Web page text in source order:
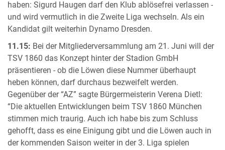
haben: Sigurd Haugen darf den Klub ablösefrei verlassen -
und wird vermutlich in die Zweite Liga wechseln. Als ein
Kandidat gilt weiterhin Dynamo Dresden.
11.15: Bei der Mitgliederversammlung am 21. Juni will der
TSV 1860 das Konzept hinter der Stadion GmbH
präsentieren - ob die Löwen diese Nummer überhaupt
heben können, darf durchaus bezweifelt werden.
Gegenüber der “AZ” sagte Bürgermeisterin Verena Dietl:
“Die aktuellen Entwicklungen beim TSV 1860 München
stimmen mich traurig. Auch ich habe bis zum Schluss
gehofft, dass es eine Einigung gibt und die Löwen auch in
der kommenden Saison weiter in der 3. Liga spielen